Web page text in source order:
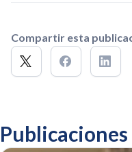
Compartir esta